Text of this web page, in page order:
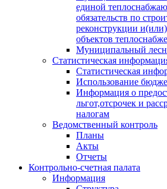
единой
обязательств по
реконструкции
объектов
Муниципальный
Статистическая
Статистическая
Использование
Информация о
льгот,отсрочек и
налогам
Ведомственный контроль
Планы
Акты
Отчеты
Контрольно-счетная палата
Информация